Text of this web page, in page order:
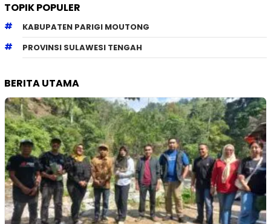
TOPIK POPULER
KABUPATEN PARIGI MOUTONG
PROVINSI SULAWESI TENGAH
BERITA UTAMA